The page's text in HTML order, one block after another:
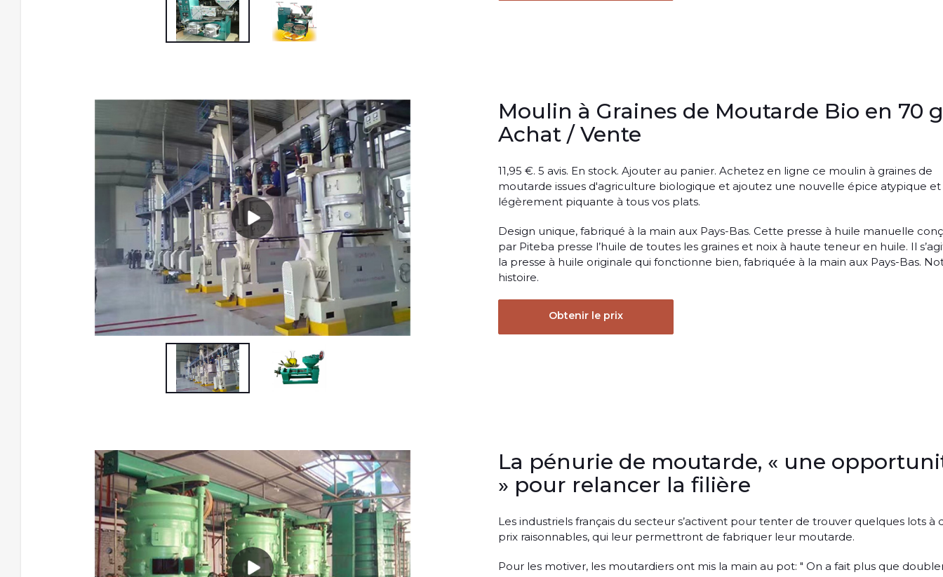
Moulin à Graines de Moutarde Bio en 70
Achat / Vente
11,95 €. 5 avis. En stock. Ajouter au panier. Achetez en ligne ce moulin à graines de
moutarde issues d'agriculture biologique et ajoutez une nouvelle épice atypique et
légèrement piquante à tous vos plats.
Design unique, fabriqué à la main aux Pays-Bas. Cette presse à huile manuelle
par Piteba presse l’huile de toutes les graines et noix à haute teneur en huile. Il
la presse à huile originale qui fonctionne bien, fabriquée à la main aux Pays-Bas.
histoire.
Obtenir le prix
La pénurie de moutarde, « une
» pour relancer la filière
Les industriels français du secteur s’activent pour tenter de trouver quelques lots à
prix raisonnables, qui leur permettront de fabriquer leur moutarde.
Pour les motiver, les moutardiers ont mis la main au pot: " On a fait plus que